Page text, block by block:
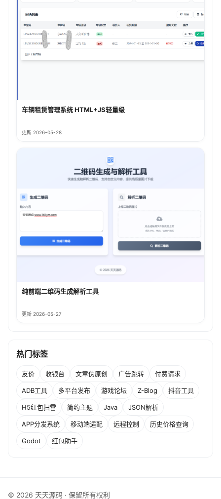
车辆租赁管理系统 HTML+JS轻量级
更新 2026-05-28
纯前端二维码生成解析工具
更新 2026-05-27
热门标签
友价 收银台 文章伪原创 广告跳转 付费请求
ADB工具 多平台发布 游戏论坛 Z-Blog 抖音工具
H5红包扫雷 简约主题 Java JSON解析
APP分发系统 移动端适配 远程控制 历史价格查询
Godot 红包助手
© 2026 天天源码 · 保留所有权利